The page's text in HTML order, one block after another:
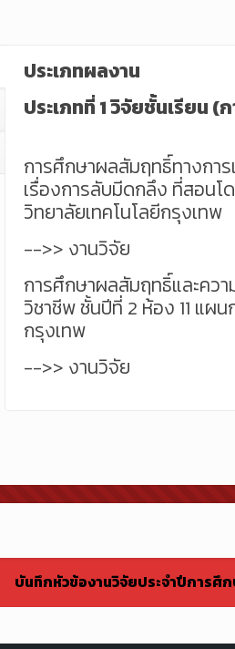
ประเภทผลงาน
ประเภทที่ 1 วิจัยชั้นเรียน (
การศึกษาผลสัมฤทธิ์ทางกา
เรื่องการลับมีดกลึง ที่สอนโ
วิทยาลัยเทคโนโลยีกรุงเทพ
-->> งานวิจัย
การศึกษาผลสัมฤทธิ์และคว
วิชาชีพ ชั้นปีที่ 2 ห้อง 11 แผ
กรุงเทพ
-->> งานวิจัย
บันทึกหัวข้องานวิจัยประจำปีการศึ